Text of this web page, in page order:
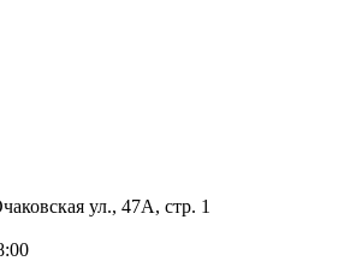
ул., 47А, стр. 1